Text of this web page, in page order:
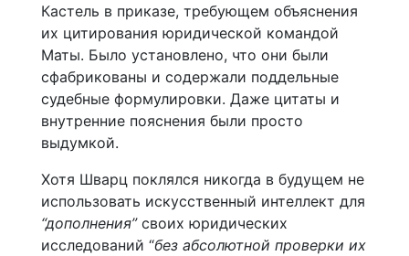
Кастель в приказе, требующем объяснения
их цитирования юридической командой
Маты. Было установлено, что они были
сфабрикованы и содержали поддельные
судебные формулировки. Даже цитаты и
внутренние пояснения были просто
выдумкой.
Хотя Шварц поклялся никогда в будущем не
использовать искусственный интеллект для
“дополнения”своих юридических
исследований “без абсолютной проверки их